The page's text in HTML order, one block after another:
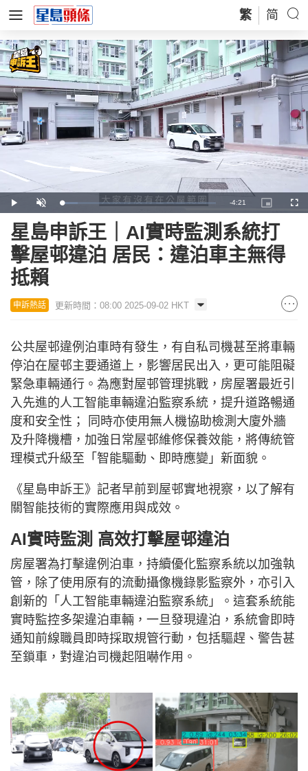
繁 简
Play Unmute Loaded:
10.46%
Remaining
Time
-4:21
Picture-
in-
星島申訴王｜AI實時監測系統打
擊屋邨違泊 居民：違泊車主無得
抵賴
申訴熱話 更新時間：08:00 2025-09-02 HKT
公共屋邨違例泊車時有發生，有自私司機甚至將車輛
停泊在屋邨主要通道上，影響居民出入，更可能阻礙
緊急車輛通行。為應對屋邨管理挑戰，房屋署最近引
入先進的人工智能車輛違泊監察系統，提升道路暢通
度和安全性； 同時亦使用無人機協助檢測大廈外牆
及升降機槽，加強日常屋邨維修保養效能，將傳統管
理模式升級至「智能驅動、即時應變」新面貌。
《星島申訴王》記者早前到屋邨實地視察，以了解有
關智能技術的實際應用與成效。
AI實時監測 高效打擊屋邨違泊
房屋署為打擊違例泊車，持續優化監察系統以加強執
管，除了使用原有的流動攝像機錄影監察外，亦引入
創新的「人工智能車輛違泊監察系統」。這套系統能
實時監控多架違泊車輛，一旦發現違泊，系統會即時
通知前線職員即時採取規管行動，包括驅趕、警告甚
至鎖車，對違泊司機起阻嚇作用。